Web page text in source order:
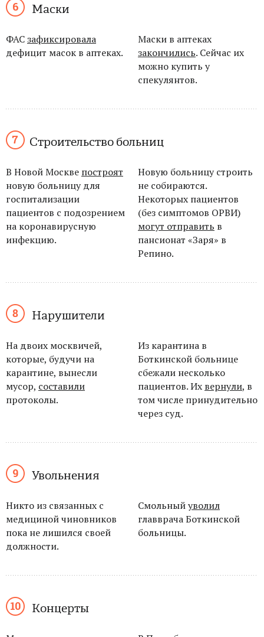
Маски
ФАСзафиксировала
дефицит масок в аптеках.
Маски в аптеках
закончились. Сейчас их
можно купить у
спекулянтов.
Строительство больниц
В Новой Москве построят
новую больницу для
госпитализации
пациентов с подозрением
на коронавирусную
инфекцию.
Новую больницу строить
не собираются.
Некоторых пациентов
(без симптомов ОРВИ)
могут отправить в
пансионат «Заря» в
Репино.
Нарушители
На двоих москвичей,
которые, будучи на
карантине, вынесли
мусор, составили
протоколы.
Из карантина в
Боткинской больнице
сбежали несколько
пациентов. Их вернули, в
том числе принудительно
через суд.
Увольнения
Никто из связанных с
медициной чиновников
пока нелишился своей
должности.
Смольныйуволил
главврача Боткинской
больницы.
Концерты